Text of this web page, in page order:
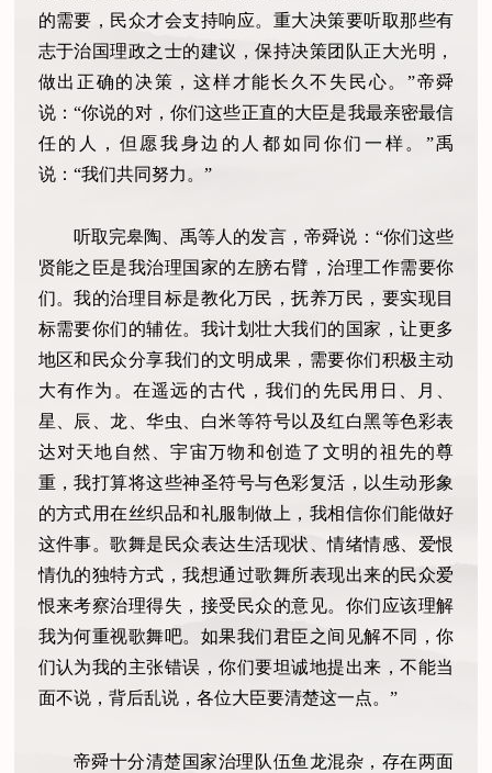
的需要，民众才会支持响应。重大决策要听取那些有
志于治国理政之士的建议，保持决策团队正大光明，
做出正确的决策，这样才能长久不失民心。”帝舜
说：“你说的对，你们这些正直的大臣是我最亲密最信
任的人，但愿我身边的人都如同你们一样。”禹
说：“我们共同努力。”
听取完皋陶、禹等人的发言，帝舜说：“你们这些
贤能之臣是我治理国家的左膀右臂，治理工作需要你
们。我的治理目标是教化万民，抚养万民，要实现目
标需要你们的辅佐。我计划壮大我们的国家，让更多
地区和民众分享我们的文明成果，需要你们积极主动
大有作为。在遥远的古代，我们的先民用日、月、
星、辰、龙、华虫、白米等符号以及红白黑等色彩表
达对天地自然、宇宙万物和创造了文明的祖先的尊
重，我打算将这些神圣符号与色彩复活，以生动形象
的方式用在丝织品和礼服制做上，我相信你们能做好
这件事。歌舞是民众表达生活现状、情绪情感、爱恨
情仇的独特方式，我想通过歌舞所表现出来的民众爱
恨来考察治理得失，接受民众的意见。你们应该理解
我为何重视歌舞吧。如果我们君臣之间见解不同，你
们认为我的主张错误，你们要坦诚地提出来，不能当
面不说，背后乱说，各位大臣要清楚这一点。”
帝舜十分清楚国家治理队伍鱼龙混杂，存在两面